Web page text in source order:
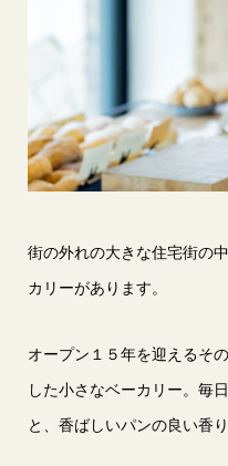
街の外れの大きな住宅街の
カリーがあります。
オープン１５年を迎えるそ
した小さなベーカリー。毎
と、香ばしいパンの良い香